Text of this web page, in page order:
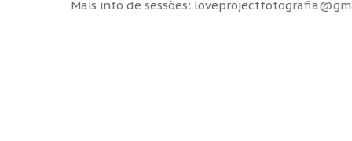
Mais info de sessões: